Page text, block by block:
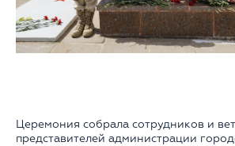
Церемония собрала сотрудников и
представителей администрации